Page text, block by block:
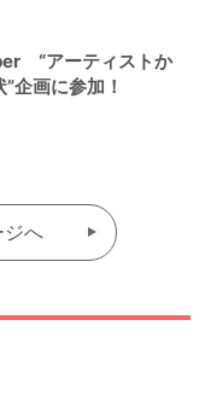
“アーティストか
企画に参加！
ジへ